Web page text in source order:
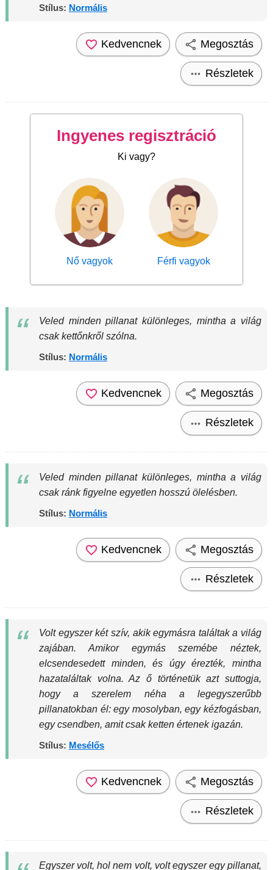
Stílus: Normális
Kedvencnek Megosztás
Részletek
Ingyenes regisztráció
Ki vagy?
Nő vagyok Férfi vagyok
Veled minden pillanat különleges, mintha a világ
csak kettőnkről szólna.
Stílus: Normális
Kedvencnek Megosztás
Részletek
Veled minden pillanat különleges, mintha a világ
csak ránk figyelne egyetlen hosszú ölelésben.
Stílus: Normális
Kedvencnek Megosztás
Részletek
Volt egyszer két szív, akik egymásra találtak a világ
zajában. Amikor egymás szemébe néztek,
elcsendesedett minden, és úgy érezték, mintha
hazataláltak volna. Az ő történetük azt suttogja,
hogy a szerelem néha a legegyszerűbb
pillanatokban él: egy mosolyban, egy kézfogásban,
egy csendben, amit csak ketten értenek igazán.
Stílus: Mesélős
Kedvencnek Megosztás
Részletek
Egyszer volt, hol nem volt, volt egyszer egy pillanat,